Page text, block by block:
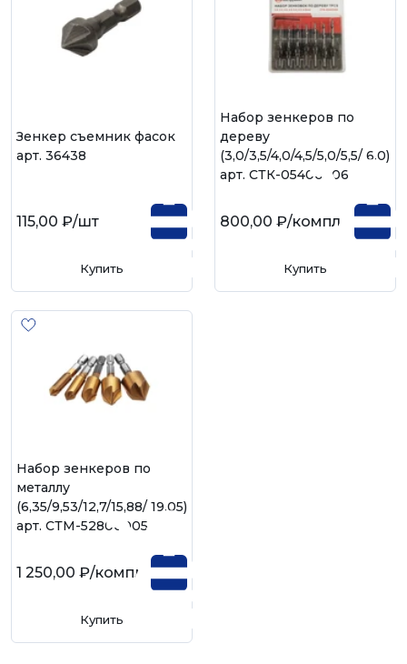
Зенкер съемник фасок
арт. 36438
115,00 ₽/шт
Купить
Набор зенкеров по
дереву
(3,0/3,5/4,0/4,5/5,0/5,5/ 6,0)
арт. СТК-05400306
800,00 ₽/компл
Купить
Набор зенкеров по
металлу
(6,35/9,53/12,7/15,88/ 19,05)
арт. СТМ-52800005
1 250,00 ₽/компл
Купить